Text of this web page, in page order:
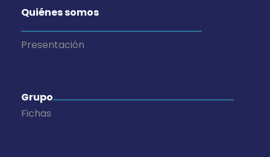
e
E
e
Quiénes somos
Presentación
Grupo
Fichas